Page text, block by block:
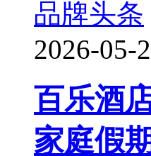
品牌头条
2026-05-
百乐酒
家庭假